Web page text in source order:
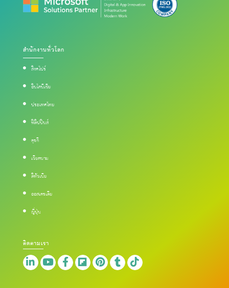
สำนักงานทั่วโลก
สิงคโปร์
อินโดนีเซีย
ประเทศไทย
ฟิลิปปินส์
ตุรกี
เวียดนาม
ลิทัวเนีย
ออสเตรเลีย
ญี่ปุ่น
ติดตามเรา